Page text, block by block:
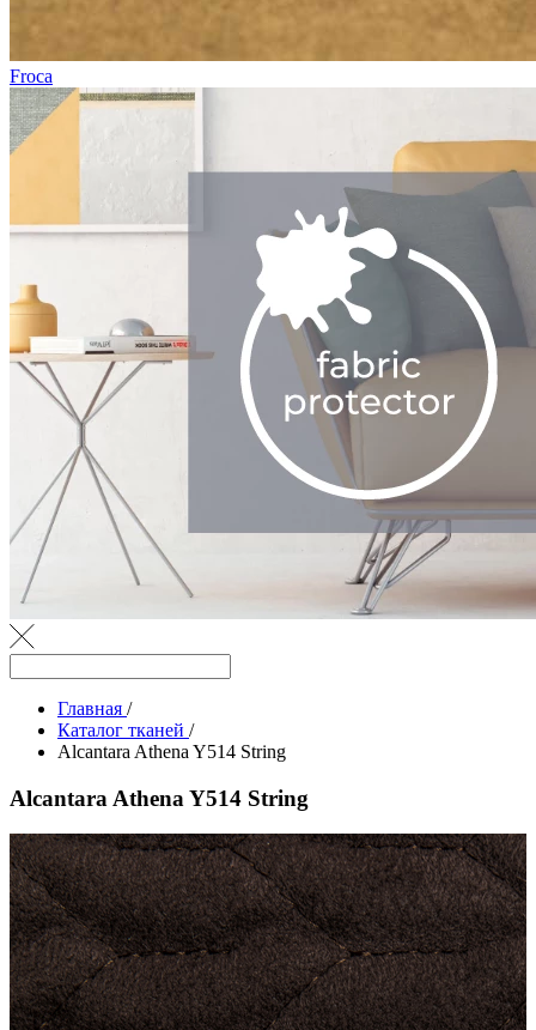
Froca
Главная /
Каталог тканей /
Alcantara Athena Y514 String
Alcantara Athena Y514 String